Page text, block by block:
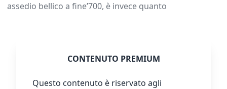
assedio bellico a fine’700, è invece quanto
CONTENUTO PREMIUM
Questo contenuto è riservato agli